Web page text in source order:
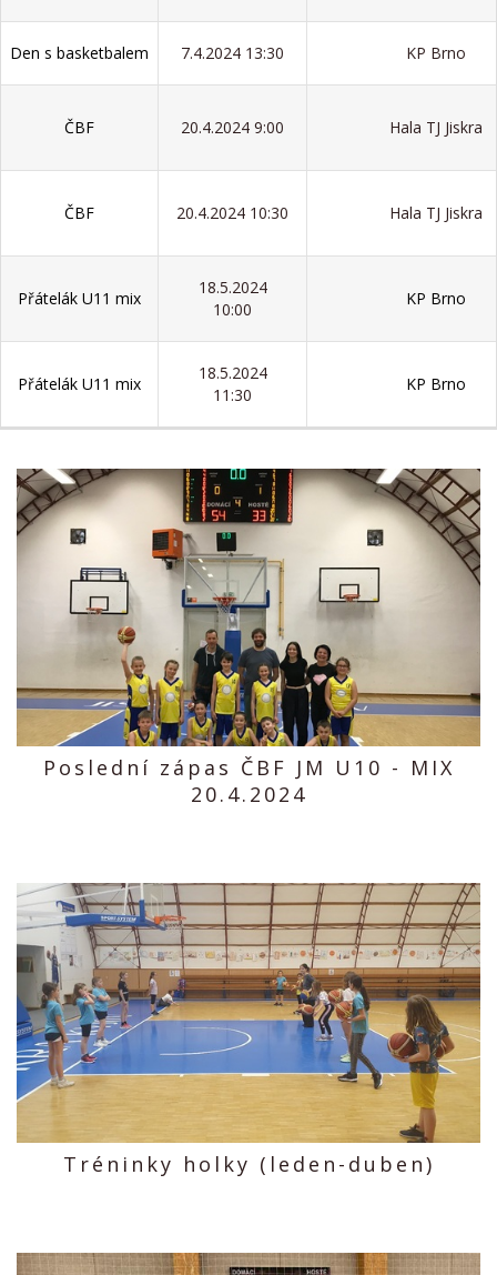
Den s basketbalem 7.4.2024 13:30 KP Brno
ČBF 20.4.2024 9:00 Hala TJ Jiskra
ČBF 20.4.2024 10:30 Hala TJ Jiskra
Přátelák U11 mix
18.5.2024
10:00
KP Brno
Přátelák U11 mix
18.5.2024
11:30
KP Brno
Poslední zápas ČBF JM U10 - MIX
20.4.2024
Tréninky holky (leden-duben)